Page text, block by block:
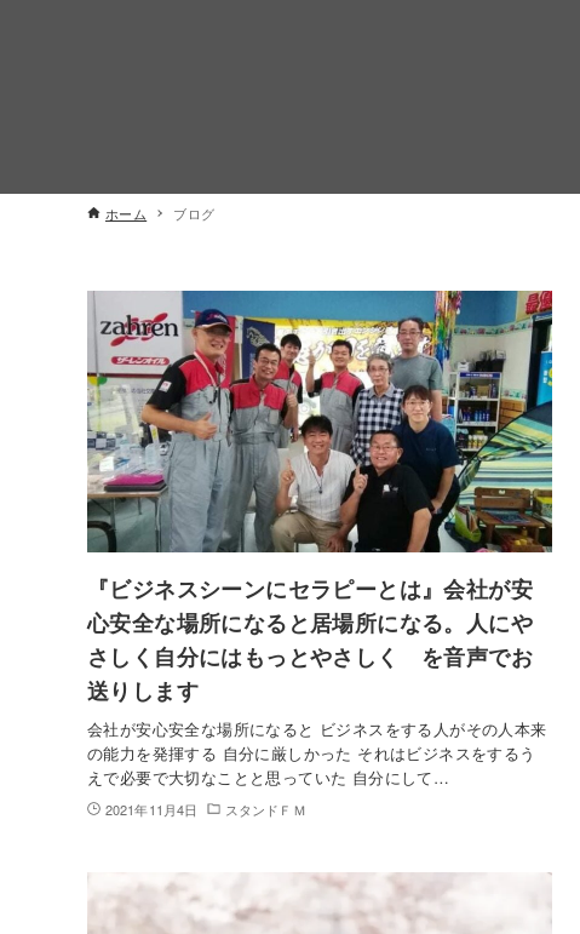
ホーム ブログ
『ビジネスシーンにセラピーとは』会社が安
心安全な場所になると居場所になる。人にや
さしく自分にはもっとやさしく を音声でお
送りします
会社が安心安全な場所になると ビジネスをする人がその人本来
の能力を発揮する 自分に厳しかった それはビジネスをするう
えで必要で大切なことと思っていた 自分にして…
2021年11月4日 スタンドＦＭ